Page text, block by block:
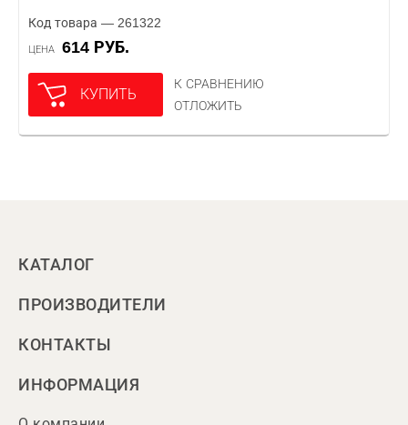
Код товара — 261322
ЦЕНА 614 РУБ.
КУПИТЬ
К СРАВНЕНИЮ
ОТЛОЖИТЬ
КАТАЛОГ
ПРОИЗВОДИТЕЛИ
КОНТАКТЫ
ИНФОРМАЦИЯ